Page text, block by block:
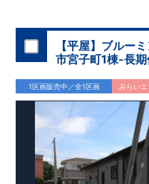
地震に対して、倒壊、崩壊
1.5倍の耐震力を達成してい
・設計住宅性能評価：
面通りに施工されているか
行われます。 図面や書類上
した上で、品質を保証して
優良住宅とは、｢良い家を作
大切に使う｣ことを目的とし
資産税などの税制優遇を受
も、長期優良住宅が有利に
ト】・東栄住宅では、お引
【平屋】ブルー
市宮子町1棟-長
1区画販売中／全1区画 みらい